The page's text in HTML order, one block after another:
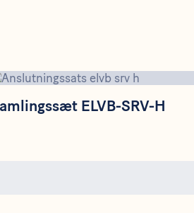
ELVB-SRV-H
ELVB-SRV-H